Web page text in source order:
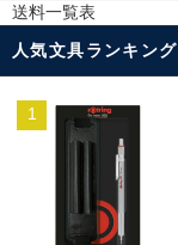
送料一覧表
人気文具ランキング
1